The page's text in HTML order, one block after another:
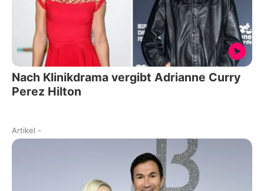
Nach Klinikdrama vergibt Adrianne Curry
Perez Hilton
Artikel -